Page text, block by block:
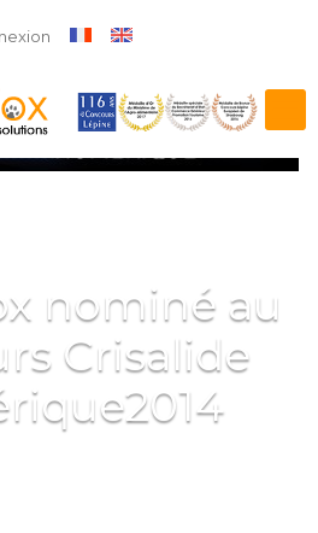
nominé au
Crisalide